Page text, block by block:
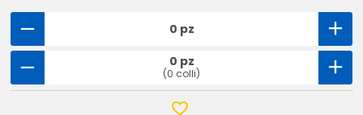
0 pz
0 pz
(0 colli)